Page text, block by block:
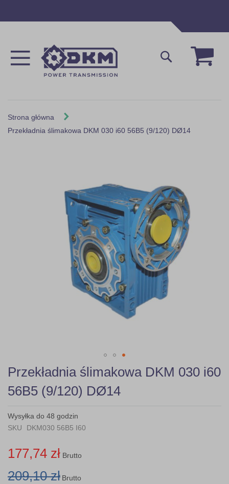
Mój
Szukaj
Strona główna
Przekładnia ślimakowa DKM 030 i60 56B5 (9/120) DØ14
Skip
to
the
beginning
the
images
Przekładnia ślimakowa DKM 030 i60
56B5 (9/120) DØ14
Wysyłka do 48 godzin
SKU
DKM030 56B5 I60
177,74 zł Brutto
209,10 zł Brutto